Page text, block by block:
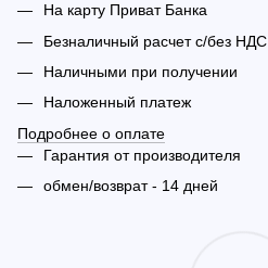
На карту Приват Банка
Безналичный расчет с/без НДС
Наличными при получении
Наложенный платеж
Подробнее о оплате
Гарантия от производителя
обмен/возврат - 14 дней